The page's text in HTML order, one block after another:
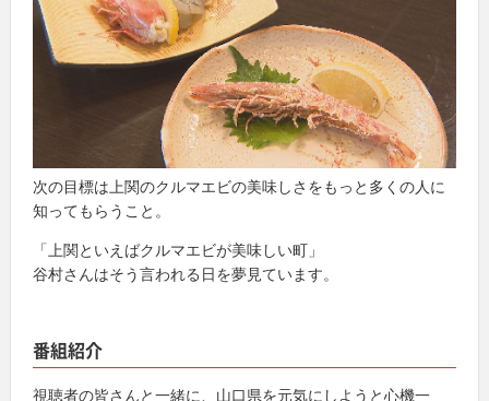
次の目標は上関のクルマエビの美味しさをもっと多くの人に
知ってもらうこと。
「上関といえばクルマエビが美味しい町」
谷村さんはそう言われる日を夢見ています。
番組紹介
視聴者の皆さんと一緒に、山口県を元気にしようと心機一